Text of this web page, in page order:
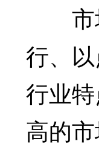
市场
行、
行业
高的